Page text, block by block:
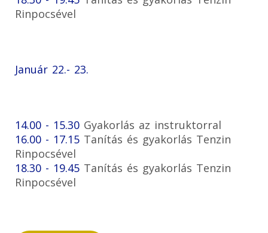
Rinpocsével
Január 22.- 23.
14.00 - 15.30 Gyakorlás az instruktorral
16.00 - 17.15 Tanítás és gyakorlás Tenzin
Rinpocsével
18.30 - 19.45 Tanítás és gyakorlás Tenzin
Rinpocsével